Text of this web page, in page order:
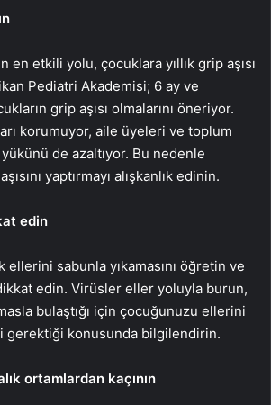
en etkili yolu, çocuklara yıllık grip aşısı
Pediatri Akademisi; 6 ay ve
grip aşısı olmalarını öneriyor.
korumuyor, aile üyeleri ve toplum
de azaltıyor. Bu nedenle
yaptırmayı alışkanlık edinin.
edin
ellerini sabunla yıkamasını öğretin ve
edin. Virüsler eller yoluyla burun,
bulaştığı için çocuğunuzu ellerini
gerektiği konusunda bilgilendirin.
ortamlardan kaçının